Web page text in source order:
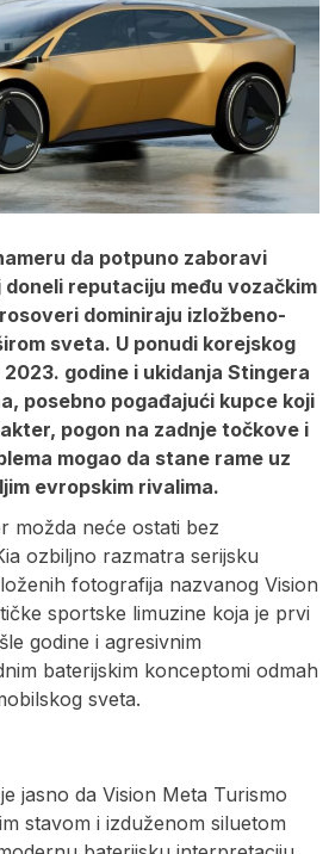
da potpuno zaboravi
doneli reputaciju među vozačkim
dominiraju izložbeno-
sveta. U ponudi korejskog
godine i ukidanja Stingera
posebno pogađajući kupce koji
pogon na zadnje točkove i
mogao da stane rame uz
evropskim rivalima.
možda neće ostati bez
ozbiljno razmatra serijsku
fotografija nazvanog Vision
sportske limuzine koja je prvi
godine i agresivnim
baterijskim konceptomi odmah
sveta.
jasno da Vision Meta Turismo
stavom i izduženom siluetom